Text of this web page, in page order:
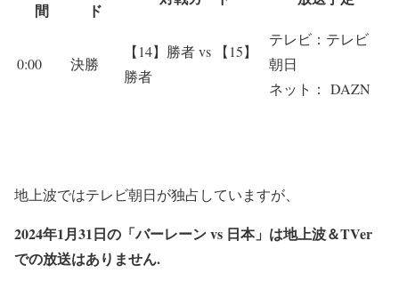
間
ド
0:00 決勝
【14】勝者 vs 【15】
勝者
テレビ：テレビ
朝日
ネット： DAZN
地上波ではテレビ朝日が独占していますが、
2024年1月31日の「バーレーン vs 日本」は地上波＆TVer
での放送はありません.